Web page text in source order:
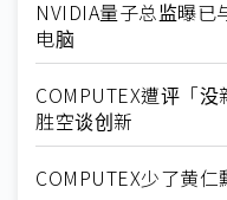
NVIDIA量子总监曝
电脑
COMPUTEX遭评「
胜空谈创新
COMPUTEX少了黄